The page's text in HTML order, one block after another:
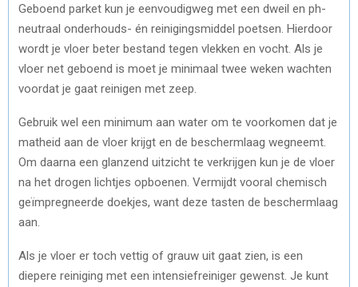
Geboend parket kun je eenvoudigweg met een dweil en ph-
neutraal onderhouds- én reinigingsmiddel poetsen. Hierdoor
wordt je vloer beter bestand tegen vlekken en vocht. Als je
vloer net geboend is moet je minimaal twee weken wachten
voordat je gaat reinigen met zeep.
Gebruik wel een minimum aan water om te voorkomen dat je
matheid aan de vloer krijgt en de beschermlaag wegneemt.
Om daarna een glanzend uitzicht te verkrijgen kun je de vloer
na het drogen lichtjes opboenen. Vermijdt vooral chemisch
geïmpregneerde doekjes, want deze tasten de beschermlaag
aan.
Als je vloer er toch vettig of grauw uit gaat zien, is een
diepere reiniging met een intensiefreiniger gewenst. Je kunt